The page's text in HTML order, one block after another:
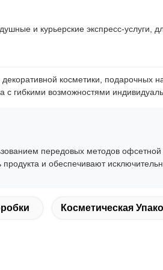
и курьерские экспресс-услуги,
косметики, подарочных
гибкими возможностями
передовых методов
и обеспечивают
Косметическая